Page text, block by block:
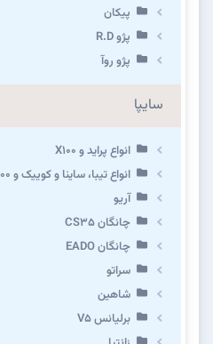
پیکان
پژو R.D
پژو روآ
سایپا
انواع پراید و X100
انواع تیبا، ساینا و کوییک و X200
آریو
چانگان CS35
چانگان EADO
سراتو
شاهین
برلیانس V5